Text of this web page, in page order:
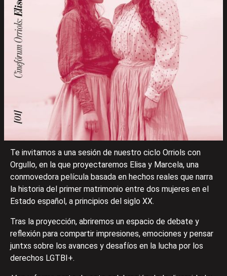
Te invitamos a una sesión de nuestro ciclo Orriols con
Orgullo, en la que proyectaremos Elisa y Marcela, una
conmovedora película basada en hechos reales que narra
la historia del primer matrimonio entre dos mujeres en el
Estado español, a principios del siglo XX.
Tras la proyección, abriremos un espacio de debate y
reflexión para compartir impresiones, emociones y pensar
juntxs sobre los avances y desafíos en la lucha por los
derechos LGTBI+.